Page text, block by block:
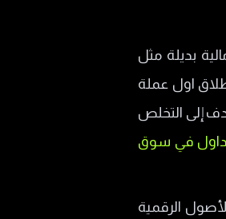
حلول مالية بديلة مثل
اول عملة
إلى التخلص
في سوق
الرقمية